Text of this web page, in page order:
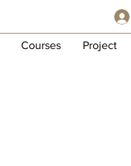
Courses Project